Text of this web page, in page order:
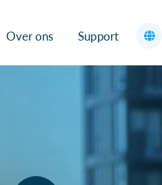
Over ons Support